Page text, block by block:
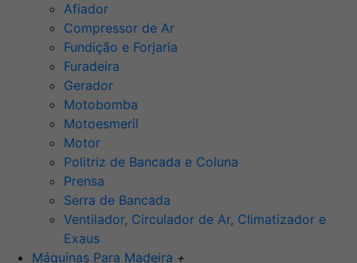
Afiador
Compressor de Ar
Fundição e Forjaria
Furadeira
Gerador
Motobomba
Motoesmeril
Motor
Politriz de Bancada e Coluna
Prensa
Serra de Bancada
Ventilador, Circulador de Ar, Climatizador e
Exaus
Máquinas Para Madeira +